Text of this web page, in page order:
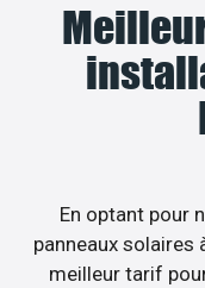
En optant pour
panneaux solaires
meilleur tarif